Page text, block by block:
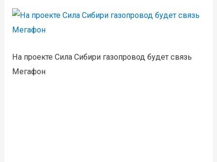
На проекте Сила Сибири газопровод будет связь
Мегафон